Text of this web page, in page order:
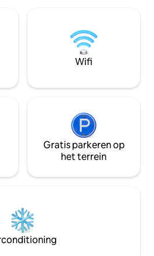
van je
terras met
ruimte om te
met een
bij het strand,
diensten. Het
naaktgebruik.
Wifi
Gratis parkeren op
het terrein